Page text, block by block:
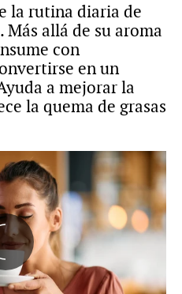
la rutina diaria de
allá de su aroma
con
en un
yuda a mejorar la
la quema de grasas